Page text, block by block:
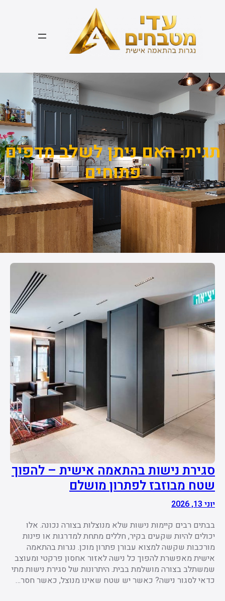
תגית:האם ניתן לשלב מדפים
פתוחים
סגירת נישות בהתאמה אישית – להפוך
שטח מבוזבז לפתרון מושלם
יוני 13, 2026
בבתים רבים קיימות נישות שלא מנוצלות בצורה נכונה. אלו
יכולים להיות שקעים בקיר, חללים מתחת למדרגות או פינות
מורכבות שקשה למצוא עבורן פתרון מוכן. נגרות בהתאמה
אישית מאפשרת להפוך כל נישה לאזור אחסון פרקטי ומעוצב
שמשתלב בצורה מושלמת בבית. היתרונות של סגירת נישות מתי
כדאי לסגור נישה? כאשר יש שטח שאינו מנוצל, כאשר חסר…